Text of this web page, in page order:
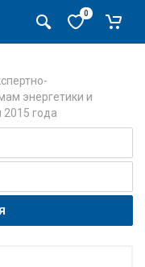
0
энергетики и
2015 года